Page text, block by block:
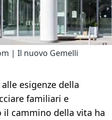
| Il nuovo Gemelli
esigenze della
familiari e
il cammino della vita ha